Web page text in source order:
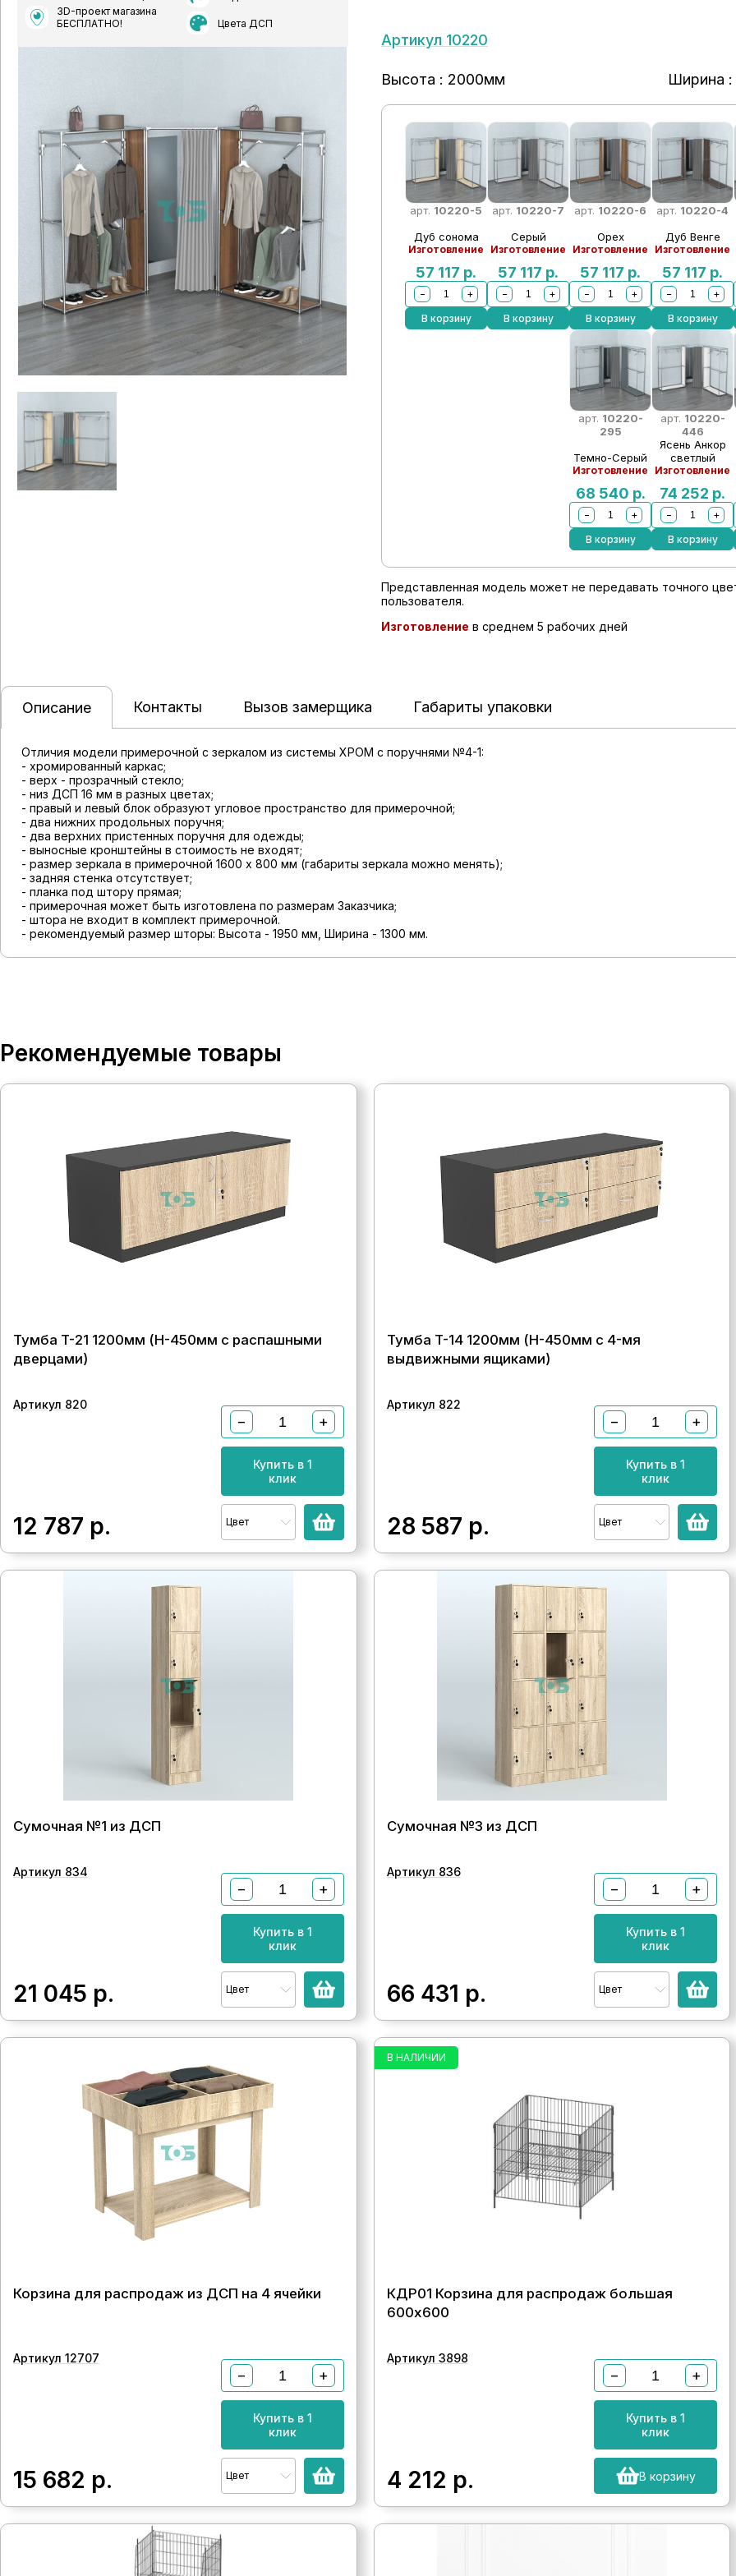
3D-проект магазина
БЕСПЛАТНО!
Цвета ДСП
Артикул 10220
Высота : 2000мм Ширина
арт. 10220-5
Дуб сонома
Изготовление
57 117 р.
−
+
В корзину
арт. 10220-7
Серый
Изготовление
57 117 р.
−
+
В корзину
арт. 10220-6
Орех
Изготовление
57 117 р.
−
+
В корзину
арт. 10220-4
Дуб Венге
Изготовление
57 117 р.
−
+
В корзину
арт. 10220-
295
Темно-Серый
Изготовление
68 540 р.
−
+
В корзину
арт. 10220-
446
Ясень Анкор
светлый
Изготовление
74 252 р.
−
+
В корзину
Представленная модель может не передавать точного
пользователя.
Изготовление в среднем 5 рабочих дней
Описание Контакты Вызов замерщика Габариты упаковки
Отличия модели примерочной с зеркалом из системы ХРОМ с поручнями №4-1:
- хромированный каркас;
- верх - прозрачный стекло;
- низ ДСП 16 мм в разных цветах;
- правый и левый блок образуют угловое пространство для примерочной;
- два нижних продольных поручня;
- два верхних пристенных поручня для одежды;
- выносные кронштейны в стоимость не входят;
- размер зеркала в примерочной 1600 х 800 мм (габариты зеркала можно менять);
- задняя стенка отсутствует;
- планка под штору прямая;
- примерочная может быть изготовлена по размерам Заказчика;
- штора не входит в комплект примерочной.
- рекомендуемый размер шторы: Высота - 1950 мм, Ширина - 1300 мм.
Рекомендуемые товары
Тумба T-21 1200мм (H-450мм с распашными
дверцами)
Артикул 820
12 787 р.
− +
Купить в 1
клик
Цвет
Тумба T-14 1200мм (H-450мм с 4-мя
выдвижными ящиками)
Артикул 822
28 587 р.
− +
Купить в 1
клик
Цвет
Сумочная №1 из ДСП
Артикул 834
21 045 р.
− +
Купить в 1
клик
Цвет
Сумочная №3 из ДСП
Артикул 836
66 431 р.
− +
Купить в 1
клик
Цвет
Корзина для распродаж из ДСП на 4 ячейки
Артикул 12707
15 682 р.
− +
Купить в 1
клик
Цвет
В НАЛИЧИИ
КДР01 Корзина для распродаж большая
600х600
Артикул 3898
4 212 р.
− +
Купить в 1
клик
В корзину